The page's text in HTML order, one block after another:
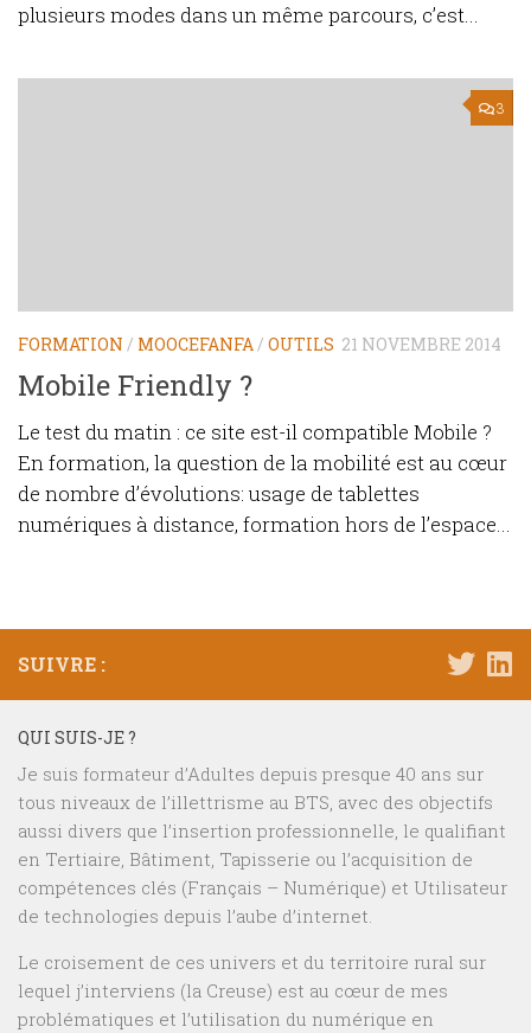
plusieurs modes dans un même parcours, c’est...
3
FORMATION / MOOCEFANFA/ OUTILS 21 NOVEMBRE 2014
Mobile Friendly ?
Le test du matin : ce site est-il compatible Mobile ?
En formation, la question de la mobilité est au cœur
de nombre d’évolutions: usage de tablettes
numériques à distance, formation hors de l’espace...
SUIVRE :
QUI SUIS-JE ?
Je suis formateur d’Adultes depuis presque 40 ans sur
tous niveaux de l’illettrisme au BTS, avec des objectifs
aussi divers que l’insertion professionnelle, le qualifiant
en Tertiaire, Bâtiment, Tapisserie ou l’acquisition de
compétences clés (Français – Numérique) et Utilisateur
de technologies depuis l’aube d’internet.
Le croisement de ces univers et du territoire rural sur
lequel j’interviens (la Creuse) est au cœur de mes
problématiques et l’utilisation du numérique en